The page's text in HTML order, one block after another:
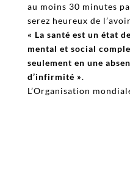
au moins 30 minutes
serez heureux de
« La santé est un état
mental et social
seulement en une
d’infirmité ».
L’Organisation